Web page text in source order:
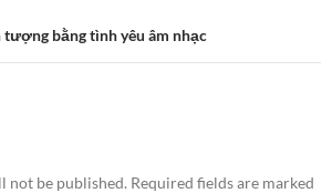
bằng tình yêu âm nhạc
not be published. Required fields are marked